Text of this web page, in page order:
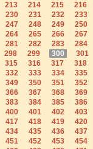
213 214 215 216
230 231 232 233
247 248 249 250
264 265 266 267
281 282 283 284
298 299 300 301
315 316 317 318
332 333 334 335
349 350 351 352
366 367 368 369
383 384 385 386
400 401 402 403
417 418 419 420
434 435 436 437
451 452 453 454